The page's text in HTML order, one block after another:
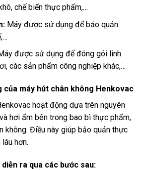
chế biến thực phẩm,…
Máy được sử dụng để bảo quản
được sử dụng để đóng gói linh
các sản phẩm công nghiệp khác,…
của máy hút chân không Henkovac
hoạt động dựa trên nguyên
hơi ẩm bên trong bao bì thực phẩm,
không. Điều này giúp bảo quản thực
hơn.
ra qua các bước sau: